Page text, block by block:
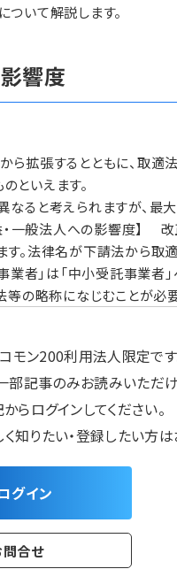
いて解説します。
響度
拡張するとともに、取適
といえます。
ると考えられますが、最
一般法人への影響度】 改
。法律名が下請法から取
業者」は「中小受託事業者
等の略称になじむことが必要
モン200利用法人限定です
部記事のみお読みいただけ
らログインしてください。
知りたい・登録したい方は
グイン
問合せ